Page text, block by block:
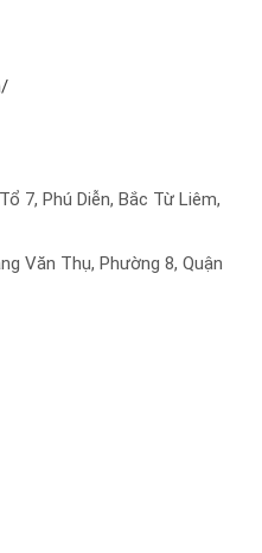
7, Phú Diễn, Bắc Từ Liêm,
Văn Thụ, Phường 8, Quận